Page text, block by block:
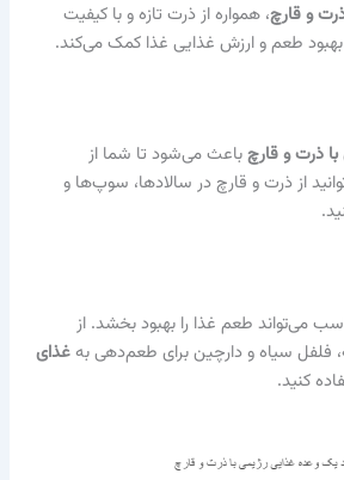
و قارچ، همواره از ذرت تازه و با کیفیت
بهبود طعم و ارزش غذایی غذا کمک می‌کند.
ذرت و قارچباعث می‌شود تا شما از
از ذرت و قارچ در سالادها، سوپ‌ها و
می‌تواند طعم غذا را بهبود بخشد. از
فلفل سیاه و دارچین برای طعم‌دهی بهغذای
کنید.